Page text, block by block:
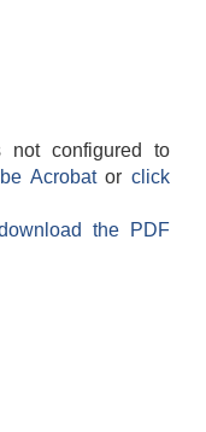
not configured to
Acrobatorclick
the PDF